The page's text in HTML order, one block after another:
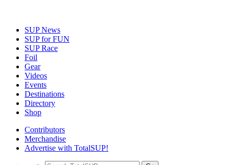
SUP News
SUP for FUN
SUP Race
Foil
Gear
Videos
Events
Destinations
Directory
Shop
Contributors
Merchandise
Advertise with TotalSUP!